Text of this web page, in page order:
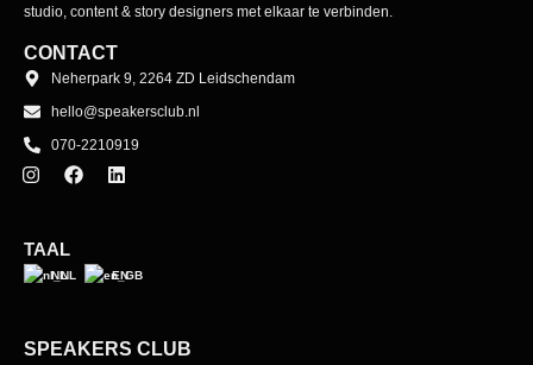
studio, content & story designers met elkaar te verbinden.
CONTACT
Neherpark 9, 2264 ZD Leidschendam
hello@speakersclub.nl
070-2210919
TAAL
NL EN
SPEAKERS CLUB